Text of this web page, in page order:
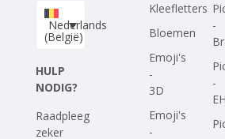
Upload je eigen ontwerp
Corona Covid-19
Nederlands
(België)
HULP
NODIG?
Raadpleeg
zeker
Kleefletters
Bloemen
Emoji's
-
3D
Emoji's
-
-
-